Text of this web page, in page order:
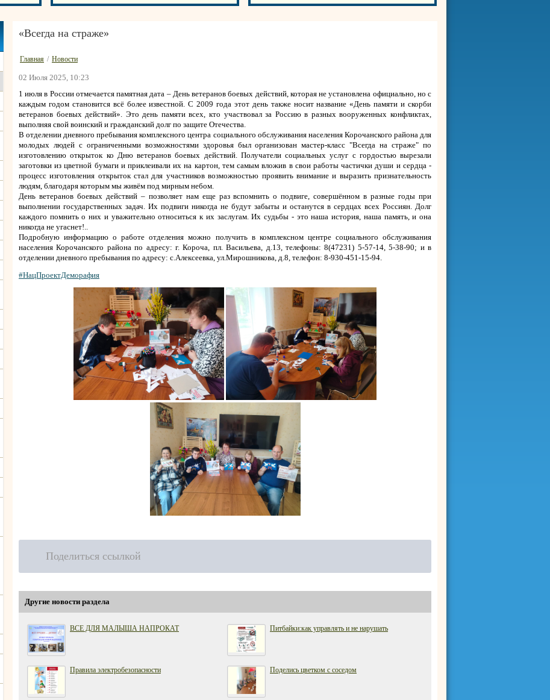
«Всегда на страже»
Главная / Новости
02 Июля 2025, 10:23
1 июля в России отмечается памятная дата – День ветеранов боевых действий, которая не установлена официально, но с
каждым годом становится всё более известной. С 2009 года этот день также носит название «День памяти и скорби
ветеранов боевых действий». Это день памяти всех, кто участвовал за Россию в разных вооруженных конфликтах,
выполняя свой воинский и гражданский долг по защите Отечества.
В отделении дневного пребывания комплексного центра социального обслуживания населения Корочанского района для
молодых людей с ограниченными возможностями здоровья был организован мастер-класс "Всегда на страже" по
изготовлению открыток ко Дню ветеранов боевых действий. Получатели социальных услуг с гордостью вырезали
заготовки из цветной бумаги и приклеивали их на картон, тем самым вложив в свои работы частички души и сердца -
процесс изготовления открыток стал для участников возможностью проявить внимание и выразить признательность
людям, благодаря которым мы живём под мирным небом.
День ветеранов боевых действий – позволяет нам еще раз вспомнить о подвиге, совершённом в разные годы при
выполнении государственных задач. Их подвиги никогда не будут забыты и останутся в сердцах всех Россиян. Долг
каждого помнить о них и уважительно относиться к их заслугам. Их судьбы - это наша история, наша память, и она
никогда не угаснет!..
Подробную информацию о работе отделения можно получить в комплексном центре социального обслуживания
населения Корочанского района по адресу: г. Короча, пл. Васильева, д.13, телефоны: 8(47231) 5-57-14, 5-38-90; и в
отделении дневного пребывания по адресу: с.Алексеевка, ул.Мирошникова, д.8, телефон: 8-930-451-15-94.
#НацПроектДеморафия
Поделиться ссылкой
Другие новости раздела
ВСЕ ДЛЯ МАЛЫША НАПРОКАТ Питбайки:как управлять и не нарушать
Правила электробезопасности Поделись цветком с соседом